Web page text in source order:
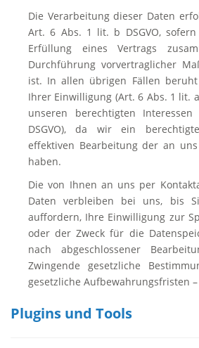
Die Verarbeitung dieser Daten
Art. 6 Abs. 1 lit. b DSGVO,
Erfüllung eines Vertrags
Durchführung vorvertraglicher
ist. In allen übrigen Fällen
Ihrer Einwilligung (Art. 6 Abs. 1 lit.
unseren berechtigten
DSGVO), da wir ein
effektiven Bearbeitung der an
haben.
Die von Ihnen an uns per
Daten verbleiben bei uns, bis
auffordern, Ihre Einwilligung zur
oder der Zweck für die
nach abgeschlossener
Zwingende gesetzliche
gesetzliche Aufbewahrungsfristen
Plugins und Tools